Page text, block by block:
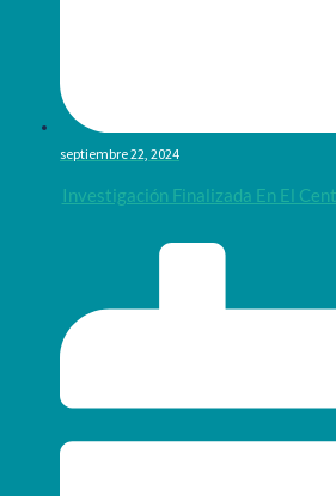
septiembre 22, 2024
Investigación Finalizada En El